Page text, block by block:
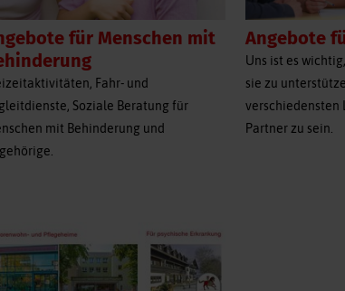
für Menschen mit
Fahr- und
Soziale Beratung für
mit Behinderung und
Angebote
Uns ist es
sie zu
verschiedensten
Partner zu sein.